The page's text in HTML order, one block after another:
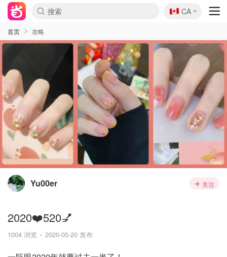
🇨🇦
CA
首页 攻略
Yu00er 关注
2020❤️520💅
1004 浏览 2020-05-20 发布